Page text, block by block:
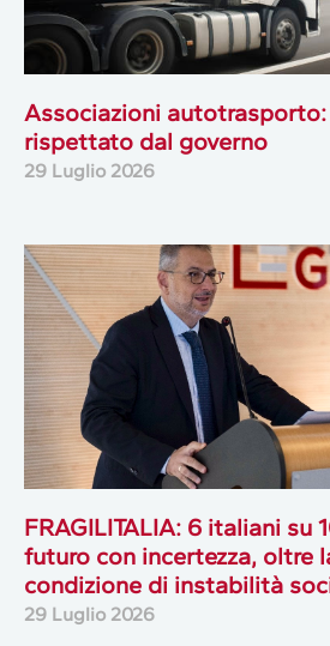
Associazioni autotrasporto:
rispettato dal governo
29 Luglio 2026
FRAGILITALIA: 6 italiani su
futuro con incertezza, oltre
condizione di instabilità
29 Luglio 2026